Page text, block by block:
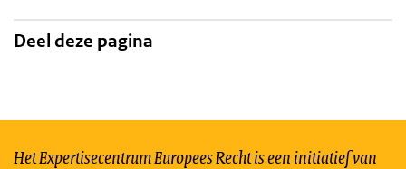
Deel deze pagina
Het Expertisecentrum Europees Recht is een initiatief van